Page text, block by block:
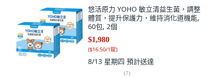
悠活原力 YOHO 敏立清益生菌，調整
體質，提升保護力，維持消化道機能,
60包, 2個
$1,980
($16.50/1錠)
8/13 星期四 預計送達
(7)